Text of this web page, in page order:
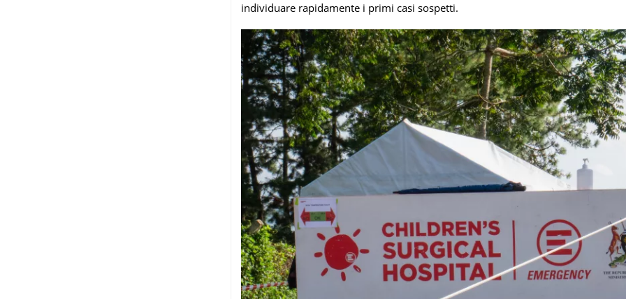
individuare rapidamente i primi casi sospetti.